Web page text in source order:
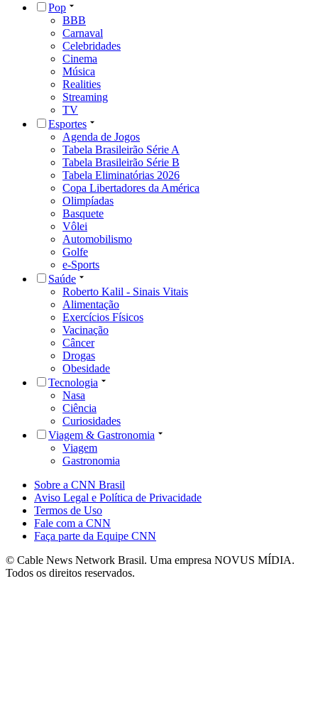
Pop
BBB
Carnaval
Celebridades
Cinema
Música
Realities
Streaming
TV
Esportes
Agenda de Jogos
Tabela Brasileirão Série A
Tabela Brasileirão Série B
Tabela Eliminatórias 2026
Copa Libertadores da América
Olimpíadas
Basquete
Vôlei
Automobilismo
Golfe
e-Sports
Saúde
Roberto Kalil - Sinais Vitais
Alimentação
Exercícios Físicos
Vacinação
Câncer
Drogas
Obesidade
Tecnologia
Nasa
Ciência
Curiosidades
Viagem & Gastronomia
Viagem
Gastronomia
Sobre a CNN Brasil
Aviso Legal e Política de Privacidade
Termos de Uso
Fale com a CNN
Faça parte da Equipe CNN
© Cable News Network Brasil. Uma empresa NOVUS MÍDIA.
Todos os direitos reservados.